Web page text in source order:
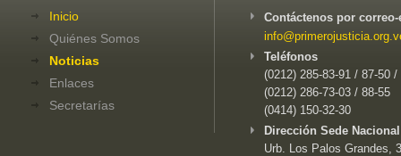
Inicio
Quiénes Somos
Noticias
Enlaces
Secretarías
Contáctenos por
Teléfonos
(0212) 285-83-91 / 87-50 /
(0212) 286-73-03 / 88-55
(0414) 150-32-30
Dirección Sede
Urb. Los Palos Grandes,